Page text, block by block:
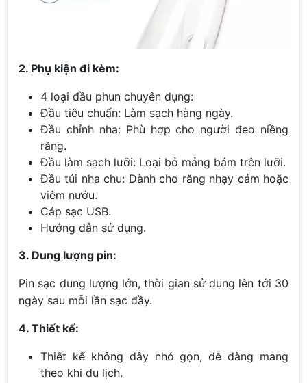
2. Phụ kiện đi kèm:
4 loại đầu phun chuyên dụng:
Đầu tiêu chuẩn: Làm sạch hàng ngày.
Đầu chỉnh nha: Phù hợp cho người đeo niềng
răng.
Đầu làm sạch lưỡi: Loại bỏ mảng bám trên lưỡi.
Đầu túi nha chu: Dành cho răng nhạy cảm hoặc
viêm nướu.
Cáp sạc USB.
Hướng dẫn sử dụng.
3. Dung lượng pin:
Pin sạc dung lượng lớn, thời gian sử dụng lên tới 30
ngày sau mỗi lần sạc đầy.
4. Thiết kế:
Thiết kế không dây nhỏ gọn, dễ dàng mang
theo khi du lịch.